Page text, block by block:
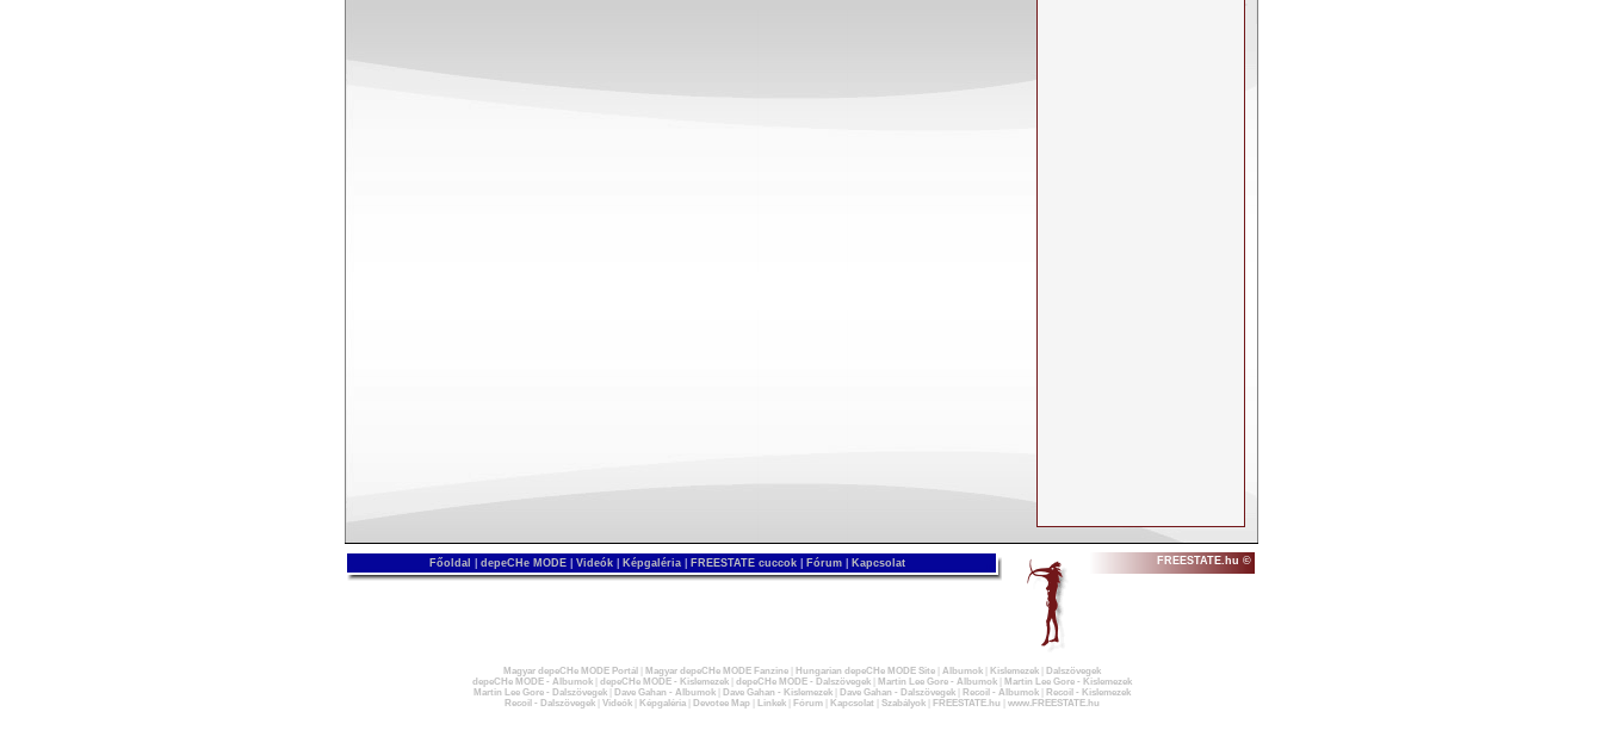
Főoldal depeCHe MODE Videók Képgaléria FREESTATE cuccok Fórum Kapcsolat FREESTATE.hu ©
Magyar depeCHe MODE Portál Magyar depeCHe MODE Fanzine| Hungarian depeCHe MODE Site| Albumok| Kislemezek|
Dalszövegek
depeCHe MODE - Albumok| depeCHe MODE - Kislemezek| depeCHe MODE - Dalszövegek| Martin Lee Gore - Albumok|
Martin Lee Gore - Kislemezek
Martin Lee Gore - Dalszövegek| Dave Gahan - Albumok| Dave Gahan - Kislemezek| Dave Gahan - Dalszövegek| Recoil - Albumok|
Recoil - Kislemezek
Recoil - Dalszövegek| Videók| Képgaléria| Devotee Map| Linkek| Fórum| Kapcsolat| Szabályok| FREESTATE.hu www.FREESTATE.hu